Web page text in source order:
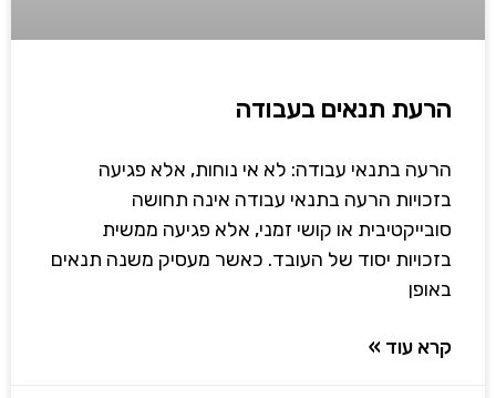
הרעת תנאים בעבודה
הרעה בתנאי עבודה: לא אי נוחות, אלא פגיעה
בזכויות הרעה בתנאי עבודה אינה תחושה
סובייקטיבית או קושי זמני, אלא פגיעה ממשית
בזכויות יסוד של העובד. כאשר מעסיק משנה תנאים
באופן
קרא עוד »